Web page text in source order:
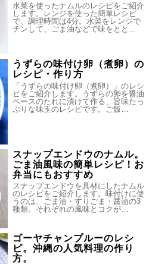
水菜を使ったナムルのレシピをご紹介
します。レンジを使った簡単レシピ
で、調理時間は4分。水菜をレンジで
チンして、ごま油などで味をとと…
うずらの味付け卵（煮卵）の
レシピ・作り方
「うずらの味付け卵（煮卵）」のレシ
ピをご紹介します。うずらの卵を醤油
ベースのたれに漬けて作る、旨味たっ
ぷりな味玉のレシピです。ご飯…
スナップエンドウのナムル。
ごま油風味の簡単レシピ！お
弁当にもおすすめ
スナップエンドウを具材にしたナムル
のレシピをご紹介します。味付けに使
うのは、ごま油・すりごま・醤油の3
種類。それぞれの風味とコクが…
ゴーヤチャンプルーのレシ
ピ。沖縄の人気料理の作り
方。